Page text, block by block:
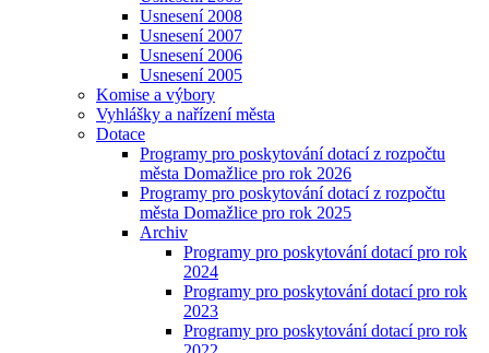
Usnesení 2008
Usnesení 2007
Usnesení 2006
Usnesení 2005
Komise a výbory
Vyhlášky a nařízení města
Dotace
Programy pro poskytování dotací z rozpočtu
města Domažlice pro rok 2026
Programy pro poskytování dotací z rozpočtu
města Domažlice pro rok 2025
Archiv
Programy pro poskytování dotací pro rok
2024
Programy pro poskytování dotací pro rok
2023
Programy pro poskytování dotací pro rok